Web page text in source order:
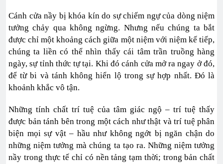
Cánh cửa nầy bị khóa kín do sự chiếm ngự của dòng niệm
tưởng chảy qua không ngừng. Nhưng nếu chúng ta bắt
được chỉ một khoảng cách giữa một niệm với niệm kế tiếp,
chúng ta liền có thể nhìn thấy cái tâm trần truồng hàng
ngày, sự tỉnh thức tự tại. Khi đó cánh cửa mở ra ngay ở đó,
để từ bi và tánh không hiển lộ trong sự hợp nhất. Đó là
khoảnh khắc vô tận.
Những tính chất trí tuệ của tâm giác ngộ – trí tuệ thấy
được bản tánh bên trong một cách như thật và trí tuệ phân
biện mọi sự vật – hầu như không ngớt bị ngăn chận do
những niệm tưởng mà chúng ta tạo ra. Những niệm tưởng
nầy trong thực tế chỉ có nền tảng tạm thời; trong bản chất